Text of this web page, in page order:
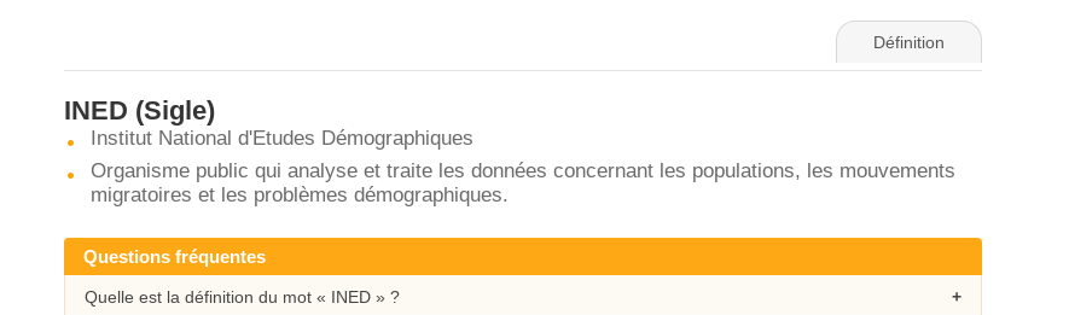
Définition
INED (Sigle)
Institut National d'Etudes Démographiques
Organisme public qui analyse et traite les données concernant les populations, les mouvements
migratoires et les problèmes démographiques.
Questions fréquentes
Quelle est la définition du mot « INED » ?